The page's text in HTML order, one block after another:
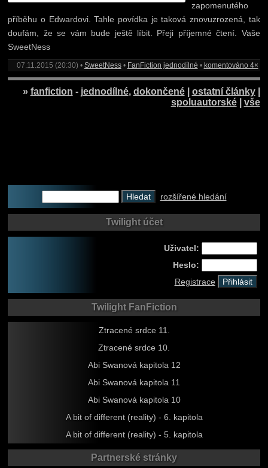
zapomenutého
příběhu o Edwardovi. Tahle povídka je taková znovuzrozená, tak
doufám, že se vám bude ještě líbit. Přeji příjemné čtení. Vaše
SweetNess
07.11.2015 (20:30) • SweetNess• FanFiction jednodílné • komentováno 4×
» fanfiction - jednodílné, dokončené| ostatní články|
spoluautorské| vše
rozšířené hledání
Twilight účet
Uživatel:
Heslo:
Registrace
Twilight FanFiction
Ztracené srdce 11.
Ztracené srdce 10.
Abi Swanová kapitola 12
Abi Swanová kapitola 11
Abi Swanová kapitola 10
A bit of different (reality) - 6. kapitola
A bit of different (reality) - 5. kapitola
Partnerské stránky